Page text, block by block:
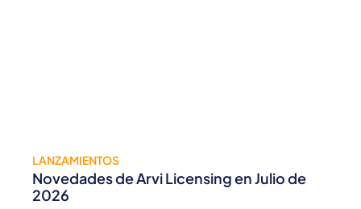
LANZAMIENTOS
Novedades de Arvi Licensing en Julio de
2026